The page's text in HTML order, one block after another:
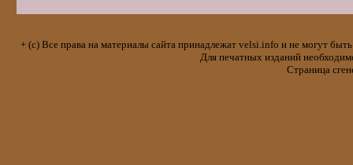
+ (с) Все права на материалы сайта принадлежат velsi.info и не могут
Для печатных изданий
Страница